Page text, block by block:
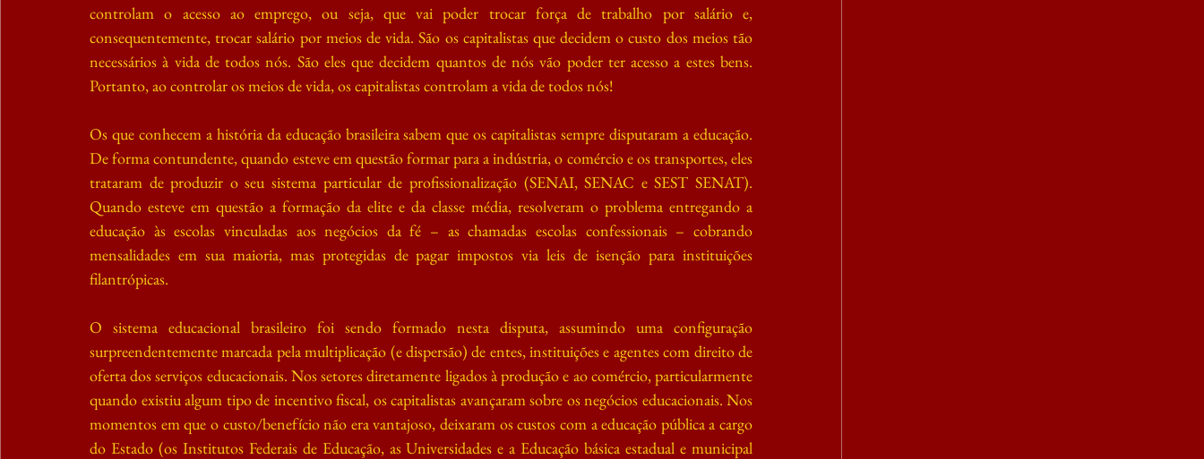
controlam o acesso ao emprego, ou seja, que vai poder trocar força de trabalho por salário e,
consequentemente, trocar salário por meios de vida. São os capitalistas que decidem o custo dos meios tão
necessários à vida de todos nós. São eles que decidem quantos de nós vão poder ter acesso a estes bens.
Portanto, ao controlar os meios de vida, os capitalistas controlam a vida de todos nós!
Os que conhecem a história da educação brasileira sabem que os capitalistas sempre disputaram a educação.
De forma contundente, quando esteve em questão formar para a indústria, o comércio e os transportes, eles
trataram de produzir o seu sistema particular de profissionalização (SENAI, SENAC e SEST SENAT).
Quando esteve em questão a formação da elite e da classe média, resolveram o problema entregando a
educação às escolas vinculadas aos negócios da fé – as chamadas escolas confessionais – cobrando
mensalidades em sua maioria, mas protegidas de pagar impostos via leis de isenção para instituições
filantrópicas.
O sistema educacional brasileiro foi sendo formado nesta disputa, assumindo uma configuração
surpreendentemente marcada pela multiplicação (e dispersão) de entes, instituições e agentes com direito de
oferta dos serviços educacionais. Nos setores diretamente ligados à produção e ao comércio, particularmente
quando existiu algum tipo de incentivo fiscal, os capitalistas avançaram sobre os negócios educacionais. Nos
momentos em que o custo/benefício não era vantajoso, deixaram os custos com a educação pública a cargo
do Estado (os Institutos Federais de Educação, as Universidades e a Educação básica estadual e municipal